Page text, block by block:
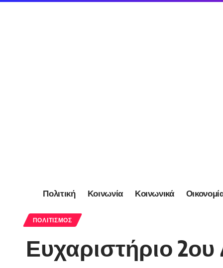
Πολιτική Κοινωνία Κοινωνικά
ΠΟΛΙΤΙΣΜΌΣ
Ευχαριστήριο